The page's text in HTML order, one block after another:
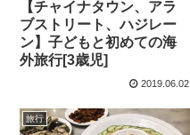
【チャイナタウン、アラ
ブストリート、ハジレー
ン】子どもと初めての海
外旅行[3歳児]
2019.06.02
旅行